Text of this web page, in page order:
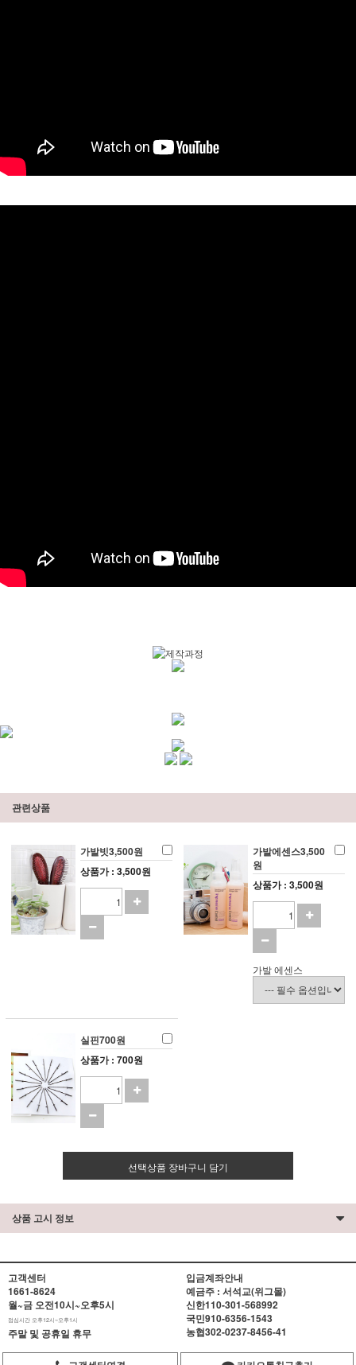
관련상품
가발빗3,500원
상품가 : 3,500원
가발에센스3,500
원
상품가 : 3,500원
가발 에센스
실핀700원
상품가 : 700원
선택상품 장바구니 담기
상품 고시 정보
고객센터
1661-8624
월~금 오전10시~오후5시
점심시간 오후12시~오후1시
주말 및 공휴일 휴무
입금계좌안내
예금주 : 서석교(위그몰)
신한110-301-568992
국민910-6356-1543
농협302-0237-8456-41